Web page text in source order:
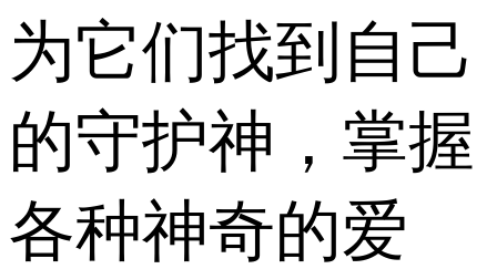
为它们找到自己
的守护神，掌握
各种神奇的爱